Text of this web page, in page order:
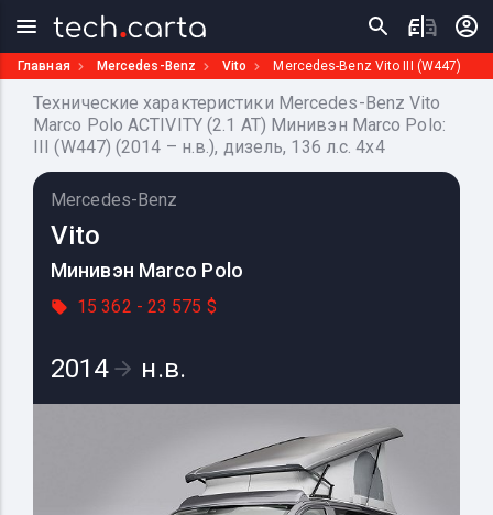
Главная Mercedes-Benz Vito Mercedes-Benz Vito III (W447)
Технические характеристики Mercedes-Benz Vito
Marco Polo ACTIVITY (2.1 AT) Минивэн Marco Polo:
III (W447) (2014 – н.в.), дизель, 136 л.с. 4x4
Mercedes-Benz
Vito
Минивэн Marco Polo
15 362 - 23 575 $
2014 н.в.